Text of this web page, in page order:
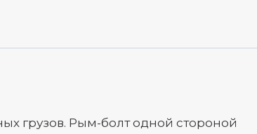
грузов. Рым-болт одной стороной